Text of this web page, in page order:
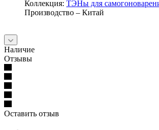
Коллекция: ТЭНы для
Производство – Китай
Наличие
Отзывы
Оставить отзыв